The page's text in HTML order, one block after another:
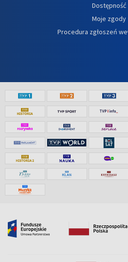
Dostępność
Moje zgody
Procedura zgłoszeń